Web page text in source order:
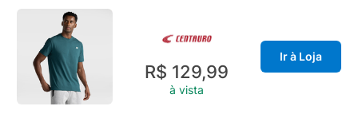
R$ 129,99
à vista
Ir à Loja